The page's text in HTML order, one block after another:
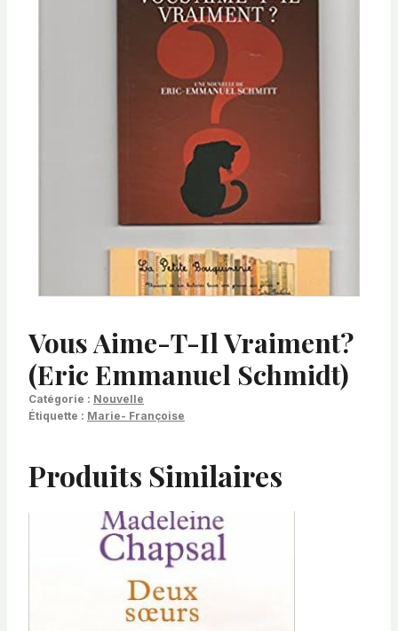
Vous Aime-T-Il Vraiment?
(Eric Emmanuel Schmidt)
Catégorie : Nouvelle
Étiquette : Marie- Françoise
Produits Similaires